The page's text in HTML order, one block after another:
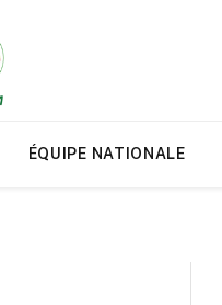
ÉQUIPE NATIONALE